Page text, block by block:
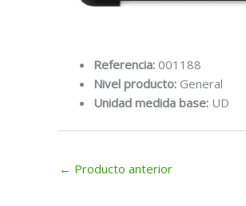
Referencia: 001188
Nivel producto: General
Unidad medida base: UD
← Producto anterior